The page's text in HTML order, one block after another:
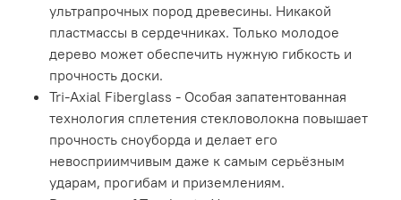
ультрапрочных пород древесины. Никакой
пластмассы в сердечниках. Только молодое
дерево может обеспечить нужную гибкость и
прочность доски.
Tri-Axial Fiberglass - Особая запатентованная
технология сплетения стекловолокна повышает
прочность сноуборда и делает его
невосприимчивым даже к самым серьёзным
ударам, прогибам и приземлениям.